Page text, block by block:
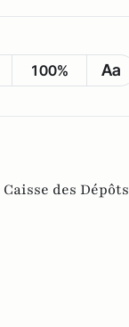
100% Aa
Caisse des Dépôts